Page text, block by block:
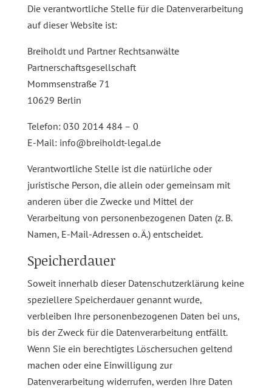
Die verantwortliche Stelle für die Datenverarbeitung
auf dieser Website ist:
Breiholdt und Partner Rechtsanwälte
Partnerschaftsgesellschaft
Mommsenstraße 71
10629 Berlin
Telefon: 030 2014 484 – 0
E-Mail: info@breiholdt-legal.de
Verantwortliche Stelle ist die natürliche oder
juristische Person, die allein oder gemeinsam mit
anderen über die Zwecke und Mittel der
Verarbeitung von personenbezogenen Daten (z. B.
Namen, E-Mail-Adressen o. Ä.) entscheidet.
Speicherdauer
Soweit innerhalb dieser Datenschutzerklärung keine
speziellere Speicherdauer genannt wurde,
verbleiben Ihre personenbezogenen Daten bei uns,
bis der Zweck für die Datenverarbeitung entfällt.
Wenn Sie ein berechtigtes Löschersuchen geltend
machen oder eine Einwilligung zur
Datenverarbeitung widerrufen, werden Ihre Daten